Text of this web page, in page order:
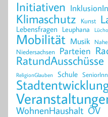
Initiativen
Klimaschutz Kunst
Lebensfragen Leuphana
Mobilität Musik
Niedersachsen Parteien
RatundAusschüsse
ReligionGlauben Schule
WohnenHaushalt ÖV